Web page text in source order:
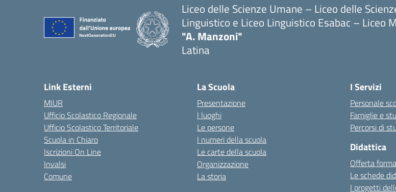
Liceo delle Scienze Umane – Liceo delle
Linguistico e Liceo Linguistico Esabac – Liceo
"A. Manzoni"
Latina
Link Esterni
MIUR
Ufficio Scolastico Regionale
Ufficio Scolastico Territoriale
Scuola in Chiaro
Iscrizioni On Line
Invalsi
Comune
La Scuola
Presentazione
I luoghi
Le persone
I numeri della scuola
Le carte della scuola
Organizzazione
La storia
I Servizi
Personale
Famiglie e
Percorsi di
Didattica
Offerta
Le schede
I progetti